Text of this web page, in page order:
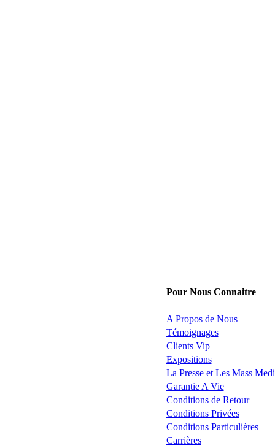
Pour Nous Connaitre
A Propos de Nous
Témoignages
Clients Vip
Expositions
La Presse et Les Mass
Garantie A Vie
Conditions de Retour
Conditions Privées
Conditions Particulières
Carrières